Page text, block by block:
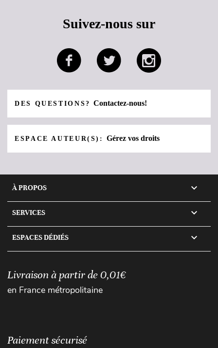
Suivez-nous sur
DES QUESTIONS?Contactez-nous!
ESPACE AUTEUR(S):Gérez vos droits
À PROPOS 
SERVICES 
ESPACES DÉDIÉS 
Livraison à partir de 0,01€
en France métropolitaine
Paiement sécurisé